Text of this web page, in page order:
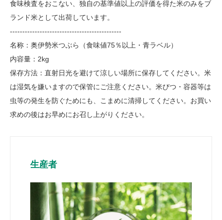
食味検査をおこない、独自の基準値以上の評価を得た米のみをブ
ランド米として出荷しています。
---------------------------------------------
名称：奥伊勢米つぶら（食味値75％以上・青ラベル）
内容量：2kg
保存方法：直射日光を避けて涼しい場所に保存してください。米
は湿気を嫌いますので保管にご注意ください。米びつ・容器等は
虫等の発生を防ぐためにも、こまめに清掃してください。お買い
求めの後はお早めにお召し上がりください。
生産者